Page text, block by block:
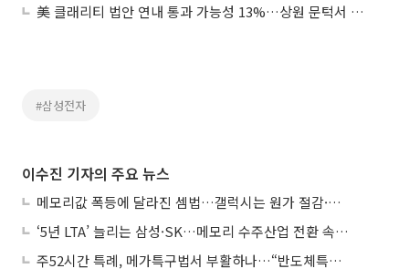
美 클래리티 법안 연내 통과 가능성 13%…상원 문턱서 제동
#삼성전자
이수진 기자의 주요 뉴스
메모리값 폭등에 달라진 셈법…갤럭시는 원가 절감·아이폰은 서비스 확대
‘5년 LTA’ 늘리는 삼성·SK…메모리 수주산업 전환 속 다른 셈법
주52시간 특례, 메가특구법서 부활하나…“반도체특별법 담겨야”